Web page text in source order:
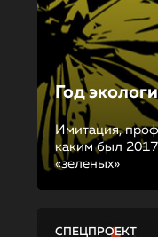
Год
Имитация,
каким был
«зеленых»
СПЕЦПРОЕКТ